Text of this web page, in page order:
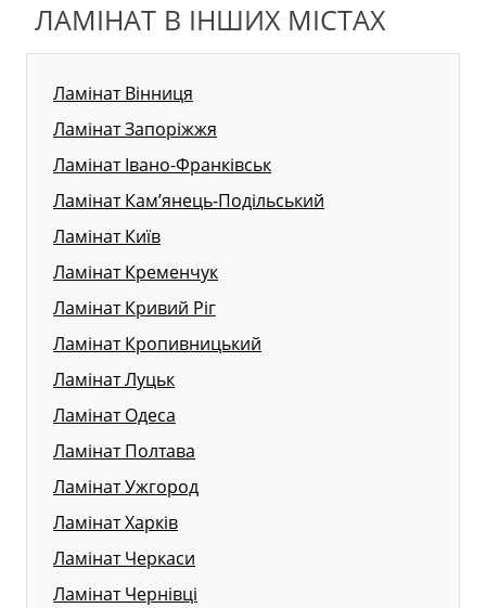
ЛАМІНАТ В ІНШИХ МІСТАХ
Ламінат Вінниця
Ламінат Запоріжжя
Ламінат Івано-Франківськ
Ламінат Кам’янець-Подільський
Ламінат Київ
Ламінат Кременчук
Ламінат Кривий Ріг
Ламінат Кропивницький
Ламінат Луцьк
Ламінат Одеса
Ламінат Полтава
Ламінат Ужгород
Ламінат Харків
Ламінат Черкаси
Ламінат Чернівці